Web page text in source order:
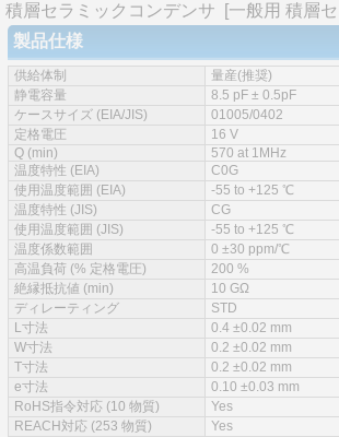
積層セラミックコンデンサ
[一般用 積層
製品仕様
供給体制
量産(推奨)
静電容量
8.5 pF ± 0.5pF
ケースサイズ (EIA/JIS)
01005/0402
定格電圧
16 V
Q (min)
570 at 1MHz
温度特性 (EIA)
C0G
使用温度範囲 (EIA)
-55 to +125 ℃
温度特性 (JIS)
CG
使用温度範囲 (JIS)
-55 to +125 ℃
温度係数範囲
0 ±30 ppm/℃
高温負荷 (% 定格電圧)
200 %
絶縁抵抗値 (min)
10 GΩ
ディレーティング
STD
L寸法
0.4 ±0.02 mm
W寸法
0.2 ±0.02 mm
T寸法
0.2 ±0.02 mm
e寸法
0.10 ±0.03 mm
RoHS指令対応 (10 物質)
Yes
REACH対応 (253 物質)
Yes